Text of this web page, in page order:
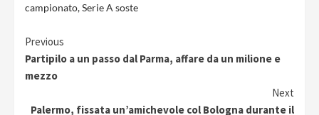
campionato,Serie A soste
Continue
Reading
Previous
Partipilo a un passo dal Parma, affare da un milione e
mezzo
Next
Palermo, fissata un’amichevole col Bologna durante il